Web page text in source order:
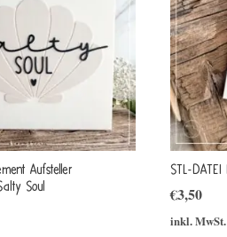
Aufsteller
Soul
STL-
€3,50
inkl. MwSt.